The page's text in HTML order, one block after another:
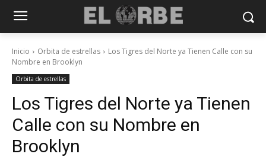
Inicio Orbita de estrellas
Los Tigres del Norte ya Tienen Calle con su
Nombre en Brooklyn
Orbita de estrellas
Los Tigres del Norte ya Tienen
Calle con su Nombre en
Brooklyn